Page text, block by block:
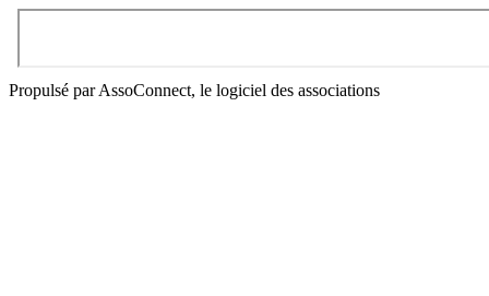
Propulsé par AssoConnect, le logiciel des associations